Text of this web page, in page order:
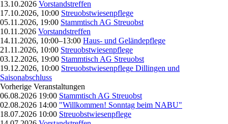
13.10.2026 Vorstandstreffen
17.10.2026, 10:00 Streuobstwiesenpflege
05.11.2026, 19:00 Stammtisch AG Streuobst
10.11.2026 Vorstandstreffen
14.11.2026, 10:00–13:00 Haus- und Geländepflege
21.11.2026, 10:00 Streuobstwiesenpflege
03.12.2026, 19:00 Stammtisch AG Streuobst
19.12.2026, 10:00 Streuobstwiesenpflege Dillingen und
Saisonabschluss
Vorherige Veranstaltungen
06.08.2026 19:00 Stammtisch AG Streuobst
02.08.2026 14:00 "Willkommen! Sonntag beim NABU"
18.07.2026 10:00 Streuobstwiesenpflege